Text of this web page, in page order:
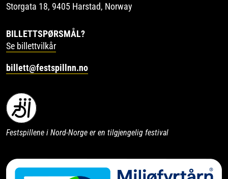
Storgata 18, 9405 Harstad, Norway
BILLETTSPØRSMÅL?
Se billettvilkår
billett@festspillnn.no
Festspillene i Nord-Norge er en tilgjengelig festival